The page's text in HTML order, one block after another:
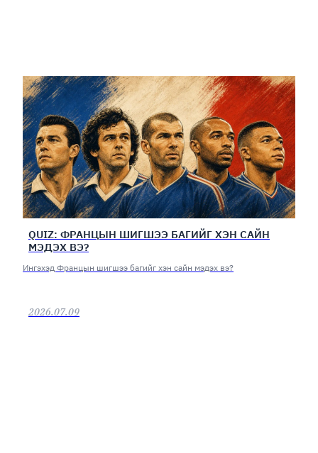
QUIZ: ФРАНЦЫН ШИГШЭЭ БАГИЙГ ХЭН САЙН
МЭДЭХ ВЭ?
Ингэхэд Францын шигшээ багийг хэн сайн мэдэх вэ?
2026.07.09